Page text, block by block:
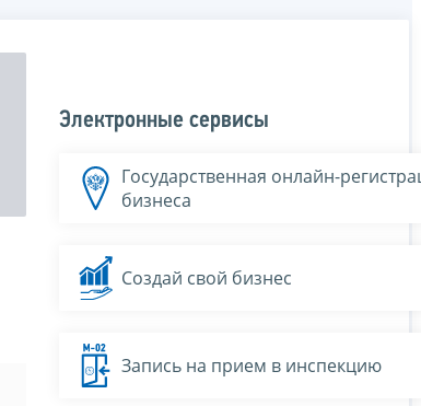
Электронные сервисы
Государственная онлайн-
бизнеса
Создай свой бизнес
Запись на прием в инспекцию